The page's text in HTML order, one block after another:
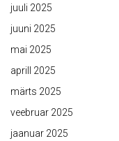
juuli 2025
juuni 2025
mai 2025
aprill 2025
märts 2025
veebruar 2025
jaanuar 2025